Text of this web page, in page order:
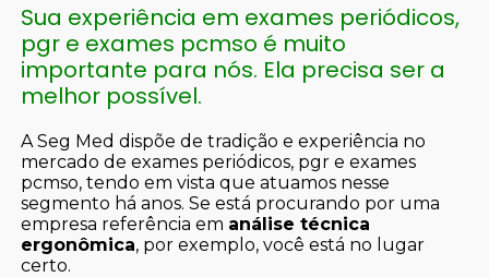
Sua experiência em exames periódicos,
pgr e exames pcmso é muito
importante para nós. Ela precisa ser a
melhor possível.
A Seg Med dispõe de tradição e experiência no
mercado de exames periódicos, pgr e exames
pcmso, tendo em vista que atuamos nesse
segmento há anos. Se está procurando por uma
empresa referência em análise técnica
ergonômica, por exemplo, você está no lugar
certo.